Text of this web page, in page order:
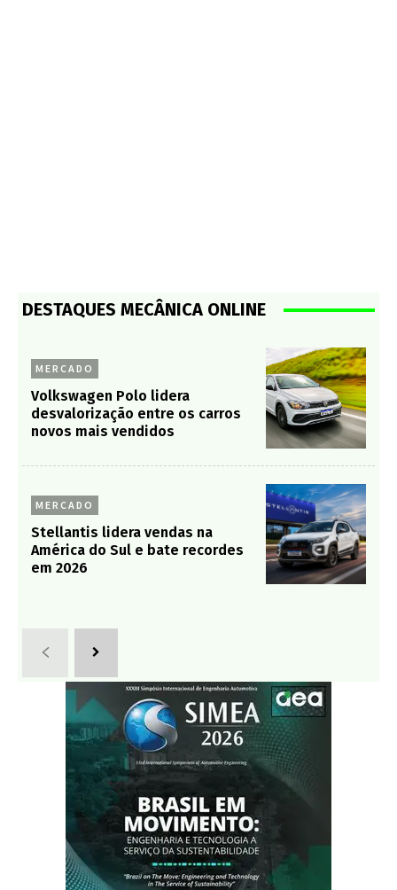
DESTAQUES MECÂNICA ONLINE
MERCADO
Volkswagen Polo lidera
desvalorização entre os carros
novos mais vendidos
MERCADO
Stellantis lidera vendas na
América do Sul e bate recordes
em 2026